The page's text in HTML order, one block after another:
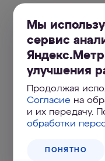
Мы
сервис
улучшения
Продолжая
Согласие на
и их передачу.
обработки
ПОНЯТНО